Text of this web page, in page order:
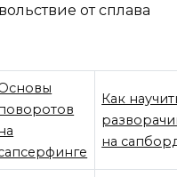
от сплава
Как
на